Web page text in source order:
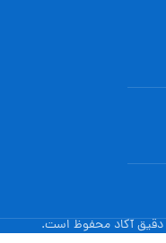
دقیق آکاد محفوظ است.